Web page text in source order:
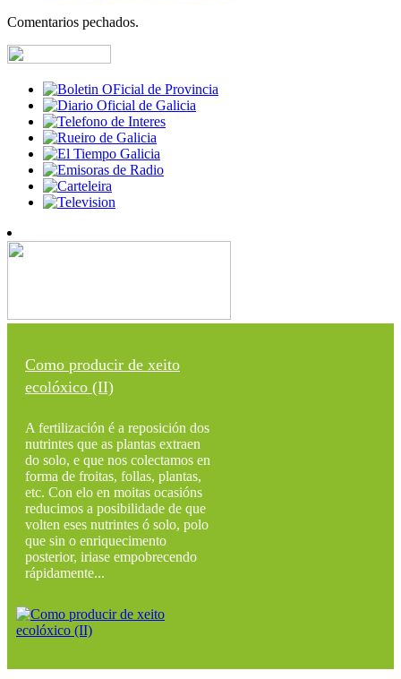
Comentarios pechados.
Como producir de xeito
ecolóxico (II)
A fertilización é a reposición dos
nutrintes que as plantas extraen
do solo, e que nos colectamos en
forma de froitas, follas, plantas,
etc. Con elo en moitas ocasións
reducimos a posibilidade de que
volten eses nutrintes ó solo, polo
que sin o enriquecimento
posterior, iriase empobrecendo
rápidamente...